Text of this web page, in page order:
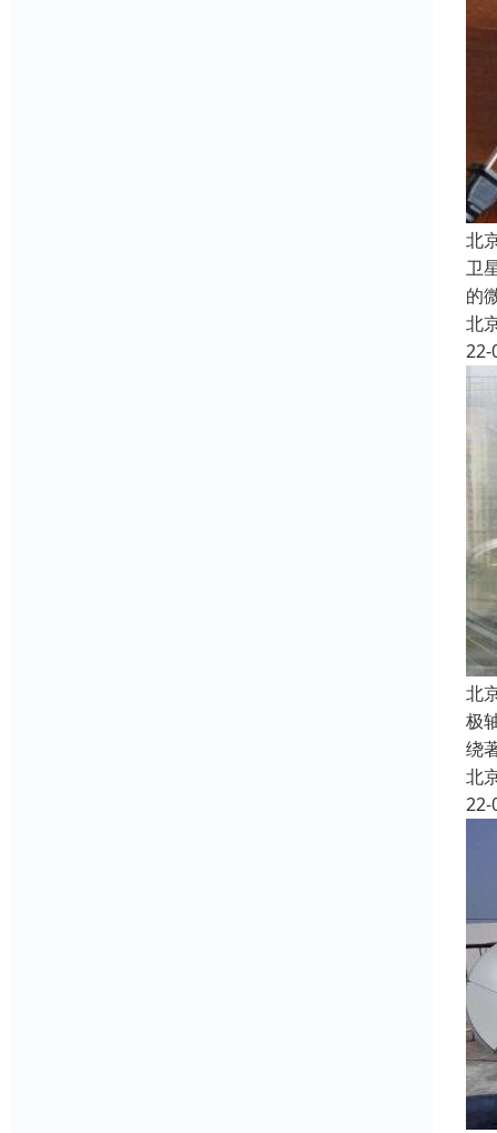
北
卫
的
北
22-
北
极
绕
北
22-